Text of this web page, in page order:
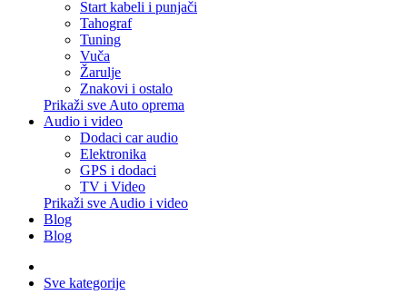
Start kabeli i punjači
Tahograf
Tuning
Vuča
Žarulje
Znakovi i ostalo
Prikaži sve Auto oprema
Audio i video
Dodaci car audio
Elektronika
GPS i dodaci
TV i Video
Prikaži sve Audio i video
Blog
Blog
Sve kategorije